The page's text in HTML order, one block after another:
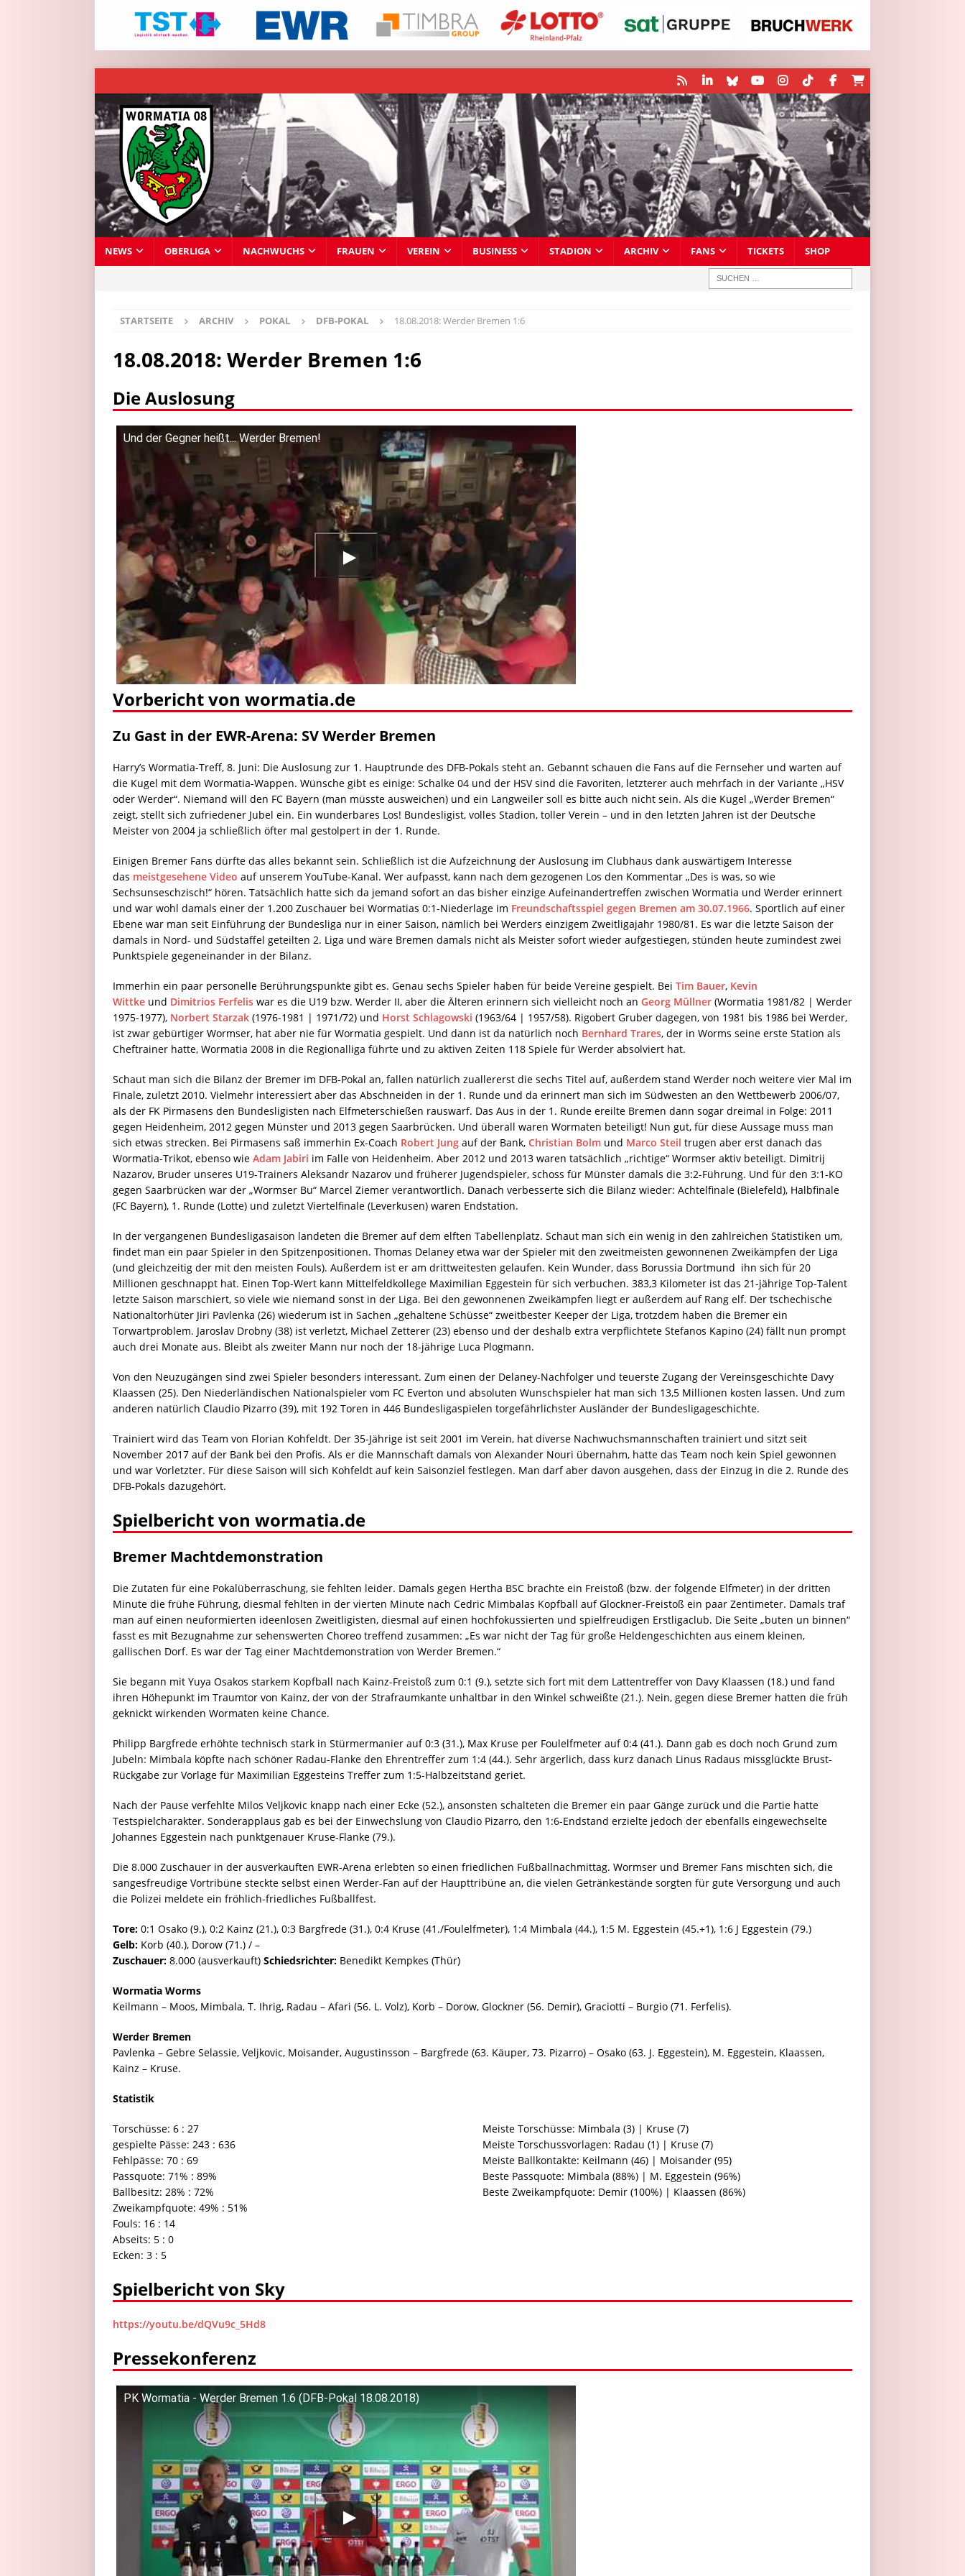
NEWS OBERLIGA NACHWUCHS FRAUEN VEREIN BUSINESS STADION ARCHIV FANS TICKETS SHOP
STARTSEITE ARCHIV POKAL DFB-POKAL 18.08.2018: Werder Bremen 1:6
18.08.2018: Werder Bremen 1:6
Die Auslosung
Und der Gegner heißt... Werder Bremen!
Vorbericht von wormatia.de
Zu Gast in der EWR-Arena: SV Werder Bremen
Harry’s Wormatia-Treff, 8. Juni: Die Auslosung zur 1. Hauptrunde des DFB-Pokals steht an. Gebannt schauen die Fans auf die Fernseher und warten auf
die Kugel mit dem Wormatia-Wappen. Wünsche gibt es einige: Schalke 04 und der HSV sind die Favoriten, letzterer auch mehrfach in der Variante „HSV
oder Werder“. Niemand will den FC Bayern (man müsste ausweichen) und ein Langweiler soll es bitte auch nicht sein. Als die Kugel „Werder Bremen“
zeigt, stellt sich zufriedener Jubel ein. Ein wunderbares Los! Bundesligist, volles Stadion, toller Verein – und in den letzten Jahren ist der Deutsche
Meister von 2004 ja schließlich öfter mal gestolpert in der 1. Runde.
Einigen Bremer Fans dürfte das alles bekannt sein. Schließlich ist die Aufzeichnung der Auslosung im Clubhaus dank auswärtigem Interesse
das meistgesehene Video auf unserem YouTube-Kanal. Wer aufpasst, kann nach dem gezogenen Los den Kommentar „Des is was, so wie
Sechsunseschzisch!“ hören. Tatsächlich hatte sich da jemand sofort an das bisher einzige Aufeinandertreffen zwischen Wormatia und Werder erinnert
und war wohl damals einer der 1.200 Zuschauer bei Wormatias 0:1-Niederlage im Freundschaftsspiel gegen Bremen am 30.07.1966. Sportlich auf einer
Ebene war man seit Einführung der Bundesliga nur in einer Saison, nämlich bei Werders einzigem Zweitligajahr 1980/81. Es war die letzte Saison der
damals in Nord- und Südstaffel geteilten 2. Liga und wäre Bremen damals nicht als Meister sofort wieder aufgestiegen, stünden heute zumindest zwei
Punktspiele gegeneinander in der Bilanz.
Immerhin ein paar personelle Berührungspunkte gibt es. Genau sechs Spieler haben für beide Vereine gespielt. Bei Tim Bauer, Kevin
Wittke und Dimitrios Ferfelis war es die U19 bzw. Werder II, aber die Älteren erinnern sich vielleicht noch an Georg Müllner (Wormatia 1981/82 | Werder
1975-1977), Norbert Starzak (1976-1981 | 1971/72) und Horst Schlagowski (1963/64 | 1957/58). Rigobert Gruber dagegen, von 1981 bis 1986 bei Werder,
ist zwar gebürtiger Wormser, hat aber nie für Wormatia gespielt. Und dann ist da natürlich noch Bernhard Trares, der in Worms seine erste Station als
Cheftrainer hatte, Wormatia 2008 in die Regionalliga führte und zu aktiven Zeiten 118 Spiele für Werder absolviert hat.
Schaut man sich die Bilanz der Bremer im DFB-Pokal an, fallen natürlich zuallererst die sechs Titel auf, außerdem stand Werder noch weitere vier Mal im
Finale, zuletzt 2010. Vielmehr interessiert aber das Abschneiden in der 1. Runde und da erinnert man sich im Südwesten an den Wettbewerb 2006/07,
als der FK Pirmasens den Bundesligisten nach Elfmeterschießen rauswarf. Das Aus in der 1. Runde ereilte Bremen dann sogar dreimal in Folge: 2011
gegen Heidenheim, 2012 gegen Münster und 2013 gegen Saarbrücken. Und überall waren Wormaten beteiligt! Nun gut, für diese Aussage muss man
sich etwas strecken. Bei Pirmasens saß immerhin Ex-Coach Robert Jung auf der Bank, Christian Bolm und Marco Steil trugen aber erst danach das
Wormatia-Trikot, ebenso wie Adam Jabiri im Falle von Heidenheim. Aber 2012 und 2013 waren tatsächlich „richtige“ Wormser aktiv beteiligt. Dimitrij
Nazarov, Bruder unseres U19-Trainers Aleksandr Nazarov und früherer Jugendspieler, schoss für Münster damals die 3:2-Führung. Und für den 3:1-KO
gegen Saarbrücken war der „Wormser Bu“ Marcel Ziemer verantwortlich. Danach verbesserte sich die Bilanz wieder: Achtelfinale (Bielefeld), Halbfinale
(FC Bayern), 1. Runde (Lotte) und zuletzt Viertelfinale (Leverkusen) waren Endstation.
In der vergangenen Bundesligasaison landeten die Bremer auf dem elften Tabellenplatz. Schaut man sich ein wenig in den zahlreichen Statistiken um,
findet man ein paar Spieler in den Spitzenpositionen. Thomas Delaney etwa war der Spieler mit den zweitmeisten gewonnenen Zweikämpfen der Liga
(und gleichzeitig der mit den meisten Fouls). Außerdem ist er am drittweitesten gelaufen. Kein Wunder, dass Borussia Dortmund ihn sich für 20
Millionen geschnappt hat. Einen Top-Wert kann Mittelfeldkollege Maximilian Eggestein für sich verbuchen. 383,3 Kilometer ist das 21-jährige Top-Talent
letzte Saison marschiert, so viele wie niemand sonst in der Liga. Bei den gewonnenen Zweikämpfen liegt er außerdem auf Rang elf. Der tschechische
Nationaltorhüter Jiri Pavlenka (26) wiederum ist in Sachen „gehaltene Schüsse“ zweitbester Keeper der Liga, trotzdem haben die Bremer ein
Torwartproblem. Jaroslav Drobny (38) ist verletzt, Michael Zetterer (23) ebenso und der deshalb extra verpflichtete Stefanos Kapino (24) fällt nun prompt
auch drei Monate aus. Bleibt als zweiter Mann nur noch der 18-jährige Luca Plogmann.
Von den Neuzugängen sind zwei Spieler besonders interessant. Zum einen der Delaney-Nachfolger und teuerste Zugang der Vereinsgeschichte Davy
Klaassen (25). Den Niederländischen Nationalspieler vom FC Everton und absoluten Wunschspieler hat man sich 13,5 Millionen kosten lassen. Und zum
anderen natürlich Claudio Pizarro (39), mit 192 Toren in 446 Bundesligaspielen torgefährlichster Ausländer der Bundesligageschichte.
Trainiert wird das Team von Florian Kohfeldt. Der 35-Jährige ist seit 2001 im Verein, hat diverse Nachwuchsmannschaften trainiert und sitzt seit
November 2017 auf der Bank bei den Profis. Als er die Mannschaft damals von Alexander Nouri übernahm, hatte das Team noch kein Spiel gewonnen
und war Vorletzter. Für diese Saison will sich Kohfeldt auf kein Saisonziel festlegen. Man darf aber davon ausgehen, dass der Einzug in die 2. Runde des
DFB-Pokals dazugehört.
Spielbericht von wormatia.de
Bremer Machtdemonstration
Die Zutaten für eine Pokalüberraschung, sie fehlten leider. Damals gegen Hertha BSC brachte ein Freistoß (bzw. der folgende Elfmeter) in der dritten
Minute die frühe Führung, diesmal fehlten in der vierten Minute nach Cedric Mimbalas Kopfball auf Glockner-Freistoß ein paar Zentimeter. Damals traf
man auf einen neuformierten ideenlosen Zweitligisten, diesmal auf einen hochfokussierten und spielfreudigen Erstligaclub. Die Seite „buten un binnen“
fasst es mit Bezugnahme zur sehenswerten Choreo treffend zusammen: „Es war nicht der Tag für große Heldengeschichten aus einem kleinen,
gallischen Dorf. Es war der Tag einer Machtdemonstration von Werder Bremen.“
Sie begann mit Yuya Osakos starkem Kopfball nach Kainz-Freistoß zum 0:1 (9.), setzte sich fort mit dem Lattentreffer von Davy Klaassen (18.) und fand
ihren Höhepunkt im Traumtor von Kainz, der von der Strafraumkante unhaltbar in den Winkel schweißte (21.). Nein, gegen diese Bremer hatten die früh
geknickt wirkenden Wormaten keine Chance.
Philipp Bargfrede erhöhte technisch stark in Stürmermanier auf 0:3 (31.), Max Kruse per Foulelfmeter auf 0:4 (41.). Dann gab es doch noch Grund zum
Jubeln: Mimbala köpfte nach schöner Radau-Flanke den Ehrentreffer zum 1:4 (44.). Sehr ärgerlich, dass kurz danach Linus Radaus missglückte Brust-
Rückgabe zur Vorlage für Maximilian Eggesteins Treffer zum 1:5-Halbzeitstand geriet.
Nach der Pause verfehlte Milos Veljkovic knapp nach einer Ecke (52.), ansonsten schalteten die Bremer ein paar Gänge zurück und die Partie hatte
Testspielcharakter. Sonderapplaus gab es bei der Einwechslung von Claudio Pizarro, den 1:6-Endstand erzielte jedoch der ebenfalls eingewechselte
Johannes Eggestein nach punktgenauer Kruse-Flanke (79.).
Die 8.000 Zuschauer in der ausverkauften EWR-Arena erlebten so einen friedlichen Fußballnachmittag. Wormser und Bremer Fans mischten sich, die
sangesfreudige Vortribüne steckte selbst einen Werder-Fan auf der Haupttribüne an, die vielen Getränkestände sorgten für gute Versorgung und auch
die Polizei meldete ein fröhlich-friedliches Fußballfest.
Tore: 0:1 Osako (9.), 0:2 Kainz (21.), 0:3 Bargfrede (31.), 0:4 Kruse (41./Foulelfmeter), 1:4 Mimbala (44.), 1:5 M. Eggestein (45.+1), 1:6 J Eggestein (79.)
Gelb: Korb (40.), Dorow (71.) / –
Zuschauer: 8.000 (ausverkauft) Schiedsrichter: Benedikt Kempkes (Thür)
Wormatia Worms
Keilmann – Moos, Mimbala, T. Ihrig, Radau – Afari (56. L. Volz), Korb – Dorow, Glockner (56. Demir), Graciotti – Burgio (71. Ferfelis).
Werder Bremen
Pavlenka – Gebre Selassie, Veljkovic, Moisander, Augustinsson – Bargfrede (63. Käuper, 73. Pizarro) – Osako (63. J. Eggestein), M. Eggestein, Klaassen,
Kainz – Kruse.
Statistik
Torschüsse: 6 : 27
gespielte Pässe: 243 : 636
Fehlpässe: 70 : 69
Passquote: 71% : 89%
Ballbesitz: 28% : 72%
Zweikampfquote: 49% : 51%
Fouls: 16 : 14
Abseits: 5 : 0
Ecken: 3 : 5
Meiste Torschüsse: Mimbala (3) | Kruse (7)
Meiste Torschussvorlagen: Radau (1) | Kruse (7)
Meiste Ballkontakte: Keilmann (46) | Moisander (95)
Beste Passquote: Mimbala (88%) | M. Eggestein (96%)
Beste Zweikampfquote: Demir (100%) | Klaassen (86%)
Spielbericht von Sky
https://youtu.be/dQVu9c_5Hd8
Pressekonferenz
PK Wormatia - Werder Bremen 1:6 (DFB-Pokal 18.08.2018)